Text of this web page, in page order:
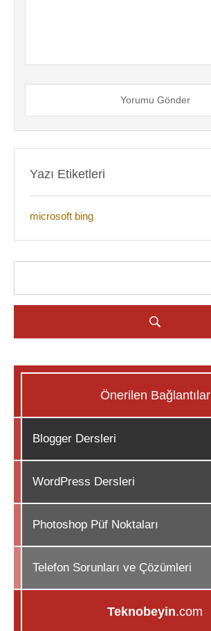
Yorumu Gönder
Yazı Etiketleri
microsoft bing
Önerilen Bağlantılar
Blogger Dersleri
WordPress Dersleri
Photoshop Püf Noktaları
Telefon Sorunları ve Çözümleri
Teknobeyin.com